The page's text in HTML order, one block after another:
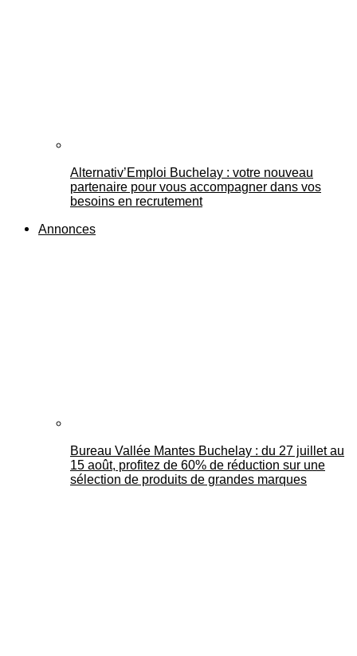
Alternativ’Emploi Buchelay : votre nouveau
partenaire pour vous accompagner dans vos
besoins en recrutement
Annonces
Bureau Vallée Mantes Buchelay : du 27 juillet au
15 août, profitez de 60% de réduction sur une
sélection de produits de grandes marques